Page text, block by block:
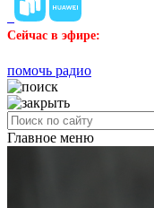
Сейчас в эфире:
помочь радио
Главное меню